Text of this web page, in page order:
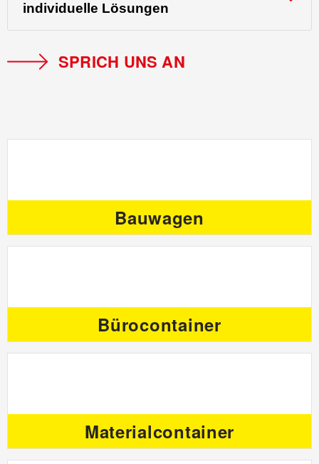
individuelle Lösungen
SPRICH UNS AN
Bauwagen
Bürocontainer
Materialcontainer